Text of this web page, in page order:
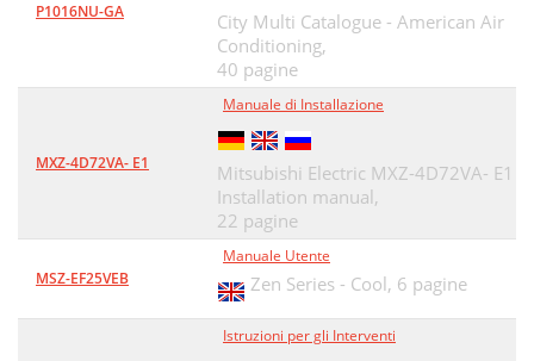
P1016NU-GA
City Multi Catalogue - American Air
Conditioning,
40 pagine
MXZ-4D72VA- E1
Manuale di Installazione
Mitsubishi Electric MXZ-4D72VA- E1
Installation manual,
22 pagine
MSZ-EF25VEB
Manuale Utente
Zen Series - Cool, 6 pagine
Istruzioni per gli Interventi